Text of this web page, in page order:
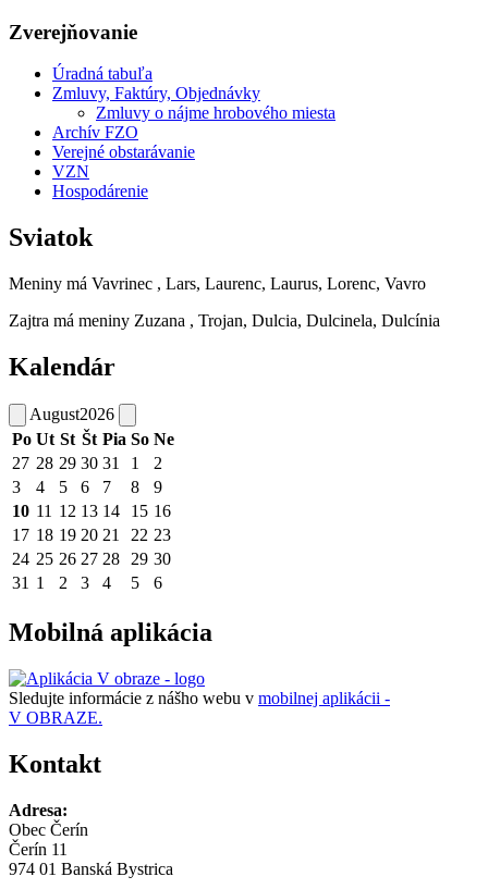
Zverejňovanie
Úradná tabuľa
Zmluvy, Faktúry, Objednávky
Zmluvy o nájme hrobového miesta
Archív FZO
Verejné obstarávanie
VZN
Hospodárenie
Sviatok
Meniny má Vavrinec , Lars, Laurenc, Laurus, Lorenc, Vavro
Zajtra má meniny Zuzana , Trojan, Dulcia, Dulcinela, Dulcínia
Kalendár
August2026
Po Ut St Št Pia So Ne
27 28 29 30 31 1
2
3
4 5 6 7 8
9
10 11 12 13 14 15 16
17 18 19 20 21 22 23
24 25 26 27 28 29 30
31 1 2 3 4 5 6
Mobilná aplikácia
Sledujte informácie z nášho webu v mobilnej aplikácii -
V OBRAZE.
Kontakt
Adresa:
Obec Čerín
Čerín 11
974 01 Banská Bystrica